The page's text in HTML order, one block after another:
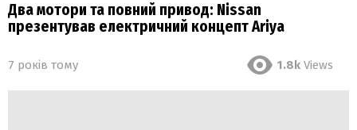
Два мотори та повний привод: Nissan
презентував електричний концепт Ariya
7 років тому 1.8k Views